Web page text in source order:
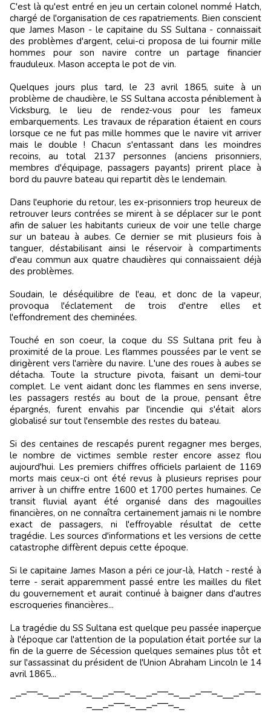
C'est là qu'est entré en jeu un certain colonel nommé Hatch,
chargé de l'organisation de ces rapatriements. Bien conscient
que James Mason - le capitaine du SS Sultana - connaissait
des problèmes d'argent, celui-ci proposa de lui fournir mille
hommes pour son navire contre un partage financier
frauduleux. Mason accepta le pot de vin.
Quelques jours plus tard, le 23 avril 1865, suite à un
problème de chaudière, le SS Sultana accosta péniblement à
Vicksburg, le lieu de rendez-vous pour les fameux
embarquements. Les travaux de réparation étaient en cours
lorsque ce ne fut pas mille hommes que le navire vit arriver
mais le double ! Chacun s'entassant dans les moindres
recoins, au total 2137 personnes (anciens prisonniers,
membres d'équipage, passagers payants) prirent place à
bord du pauvre bateau qui repartit dès le lendemain.
Dans l'euphorie du retour, les ex-prisonniers trop heureux de
retrouver leurs contrées se mirent à se déplacer sur le pont
afin de saluer les habitants curieux de voir une telle charge
sur un bateau à aubes. Ce dernier se mit plusieurs fois à
tanguer, déstabilisant ainsi le réservoir à compartiments
d'eau commun aux quatre chaudières qui connaissaient déjà
des problèmes.
Soudain, le déséquilibre de l'eau, et donc de la vapeur,
provoqua l'éclatement de trois d'entre elles et
l'effondrement des cheminées.
Touché en son coeur, la coque du SS Sultana prit feu à
proximité de la proue. Les flammes poussées par le vent se
dirigèrent vers l'arrière du navire. L'une des roues à aubes se
détacha. Toute la structure pivota, faisant un demi-tour
complet. Le vent aidant donc les flammes en sens inverse,
les passagers restés au bout de la proue, pensant être
épargnés, furent envahis par l'incendie qui s'était alors
globalisé sur tout l'ensemble des restes du bateau.
Si des centaines de rescapés purent regagner mes berges,
le nombre de victimes semble rester encore assez flou
aujourd'hui. Les premiers chiffres officiels parlaient de 1169
morts mais ceux-ci ont été revus à plusieurs reprises pour
arriver à un chiffre entre 1600 et 1700 pertes humaines. Ce
transit fluvial ayant été organisé dans des magouilles
financières, on ne connaîtra certainement jamais ni le nombre
exact de passagers, ni l'effroyable résultat de cette
tragédie. Les sources d'informations et les versions de cette
catastrophe diffèrent depuis cette époque.
Si le capitaine James Mason a péri ce jour-là, Hatch - resté à
terre - serait apparemment passé entre les mailles du filet
du gouvernement et aurait continué à baigner dans d'autres
escroqueries financières...
La tragédie du SS Sultana est quelque peu passée inaperçue
à l'époque car l'attention de la population était portée sur la
fin de la guerre de Sécession quelques semaines plus tôt et
sur l'assassinat du président de l'Union Abraham Lincoln le 14
avril 1865...
⎽⎼⎻⎺⎺⎻⎼⎽⎽⎼⎻⎺⎺⎻⎼⎽⎽⎼⎻⎺⎺⎻⎼⎽⎽⎼⎻⎺⎺⎻⎼⎽⎽⎼⎻⎺⎺⎻⎼⎽⎽⎼⎻⎺⎺⎻
⎼⎽⎽⎼⎻⎺⎺⎻⎼⎽⎽⎼⎻⎺⎺⎻⎼⎽